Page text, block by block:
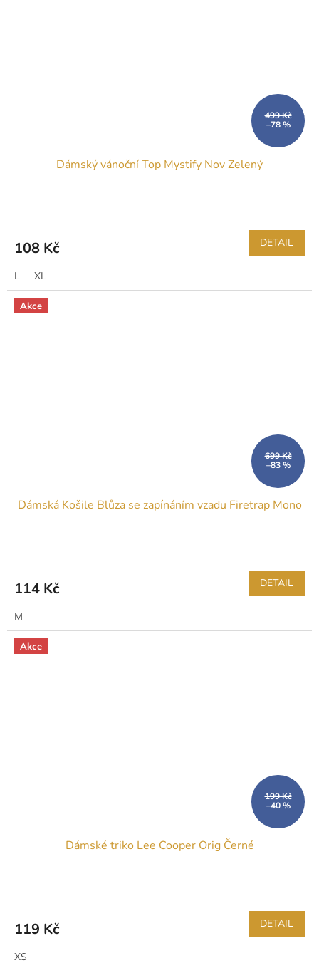
499 Kč
–78 %
Dámský vánoční Top Mystify Nov Zelený
108 Kč DETAIL
L XL
Akce
699 Kč
–83 %
Dámská Košile Blůza se zapínáním vzadu Firetrap Mono
114 Kč DETAIL
M
Akce
199 Kč
–40 %
Dámské triko Lee Cooper Orig Černé
119 Kč DETAIL
XS